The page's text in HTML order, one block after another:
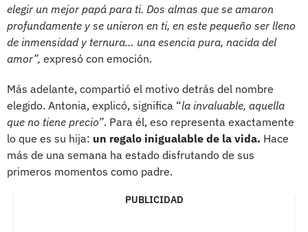
elegir un mejor papá para ti. Dos almas que se amaron
profundamente y se unieron en ti, en este pequeño ser lleno
de inmensidad y ternura… una esencia pura, nacida del
amor”, expresó con emoción.
Más adelante, compartió el motivo detrás del nombre
elegido. Antonia, explicó, significa “la invaluable, aquella
que no tiene precio”. Para él, eso representa exactamente
lo que es su hija: un regalo inigualable de la vida. Hace
más de una semana ha estado disfrutando de sus
primeros momentos como padre.
PUBLICIDAD